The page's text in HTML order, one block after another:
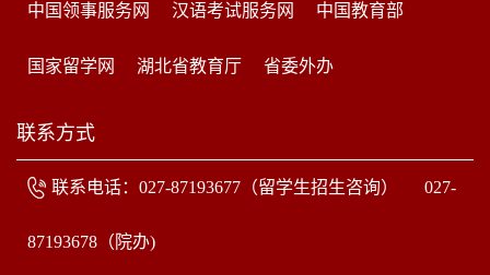
中国领事服务网 汉语考试服务网 中国教育部
国家留学网 湖北省教育厅 省委外办
联系方式
联系电话：027-87193677（留学生招生咨询） 027-
87193678（院办)